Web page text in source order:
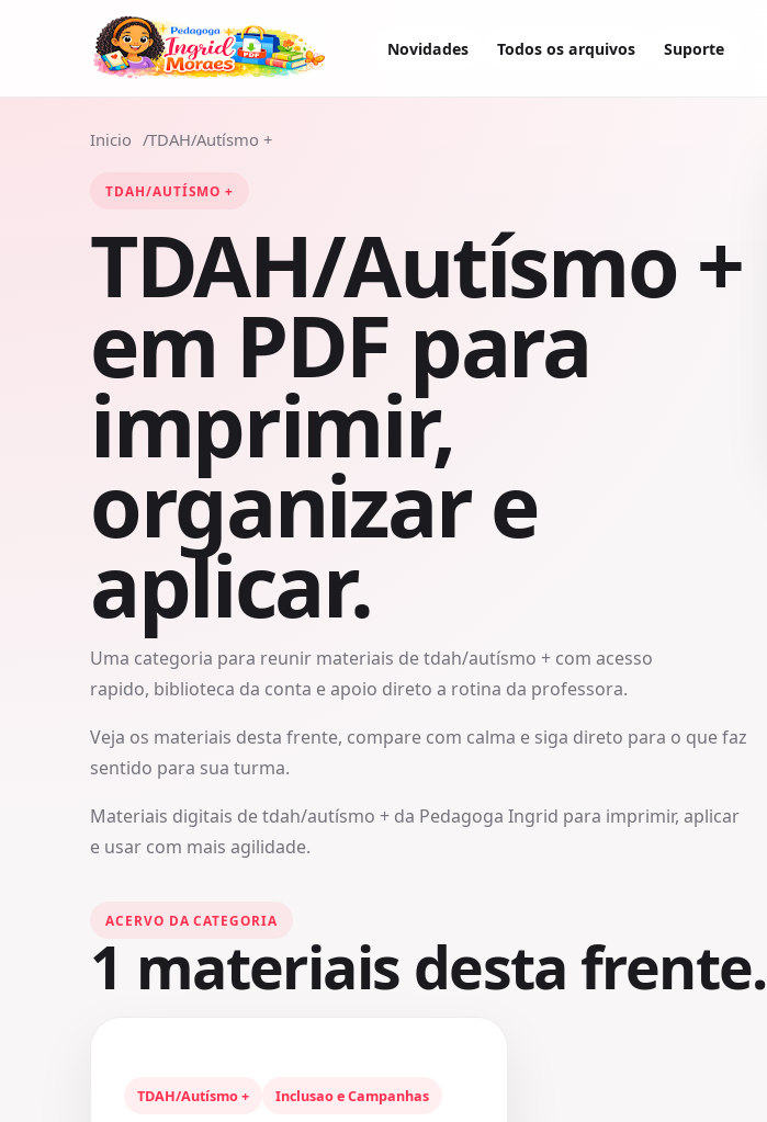
Novidades Todos os arquivos Suporte
Inicio TDAH/Autísmo +
TDAH/AUTÍSMO +
TDAH/Autísmo +
em PDF para
imprimir,
organizar e
aplicar.
Uma categoria para reunir materiais de tdah/autísmo + com acesso
rapido, biblioteca da conta e apoio direto a rotina da professora.
Veja os materiais desta frente, compare com calma e siga direto para o que faz
sentido para sua turma.
Materiais digitais de tdah/autísmo + da Pedagoga Ingrid para imprimir, aplicar
e usar com mais agilidade.
ACERVO DA CATEGORIA
1 materiais desta frente.
TDAH/Autísmo + Inclusao e Campanhas